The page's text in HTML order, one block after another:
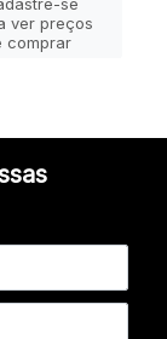
ver preços
comprar